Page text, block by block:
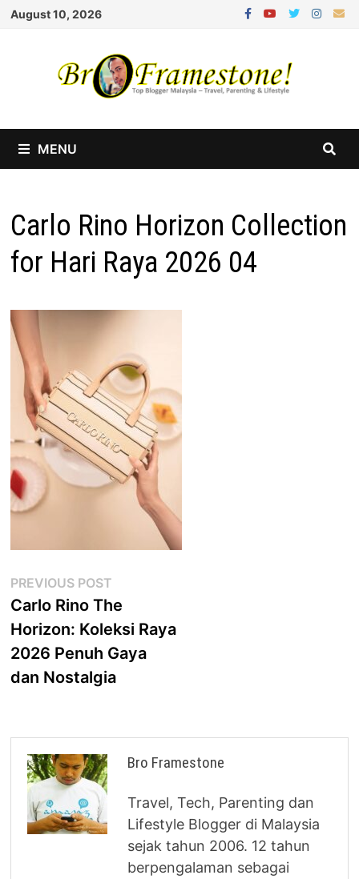
Skip
August 10, 2026
MENU
Carlo Rino Horizon Collection
for Hari Raya 2026 04
Post
navigation
PREVIOUS POST
post:
Carlo Rino The
Horizon: Koleksi Raya
2026 Penuh Gaya
dan Nostalgia
Bro Framestone
Travel, Tech, Parenting dan
Lifestyle Blogger di Malaysia
sejak tahun 2006. 12 tahun
berpengalaman sebagai